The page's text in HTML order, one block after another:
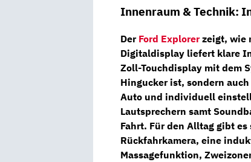
Innenraum & Technik:
Der Ford Explorerzeigt, wie
Digitaldisplay liefert klare
Zoll-Touchdisplay mit dem
Hingucker ist, sondern
Auto und individuell
Lautsprechern samt
Fahrt. Für den Alltag gibt
Rückfahrkamera, eine
Massagefunktion,